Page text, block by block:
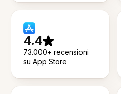
4.4
73.000+ recensioni
su App Store